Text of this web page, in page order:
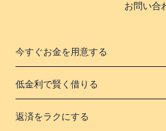
お問い合
今すぐお金を用意する
低金利で賢く借りる
返済をラクにする